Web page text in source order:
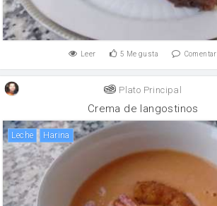
Leer 5 Me gusta Comentar
Plato Principal
Crema de langostinos
leche harina